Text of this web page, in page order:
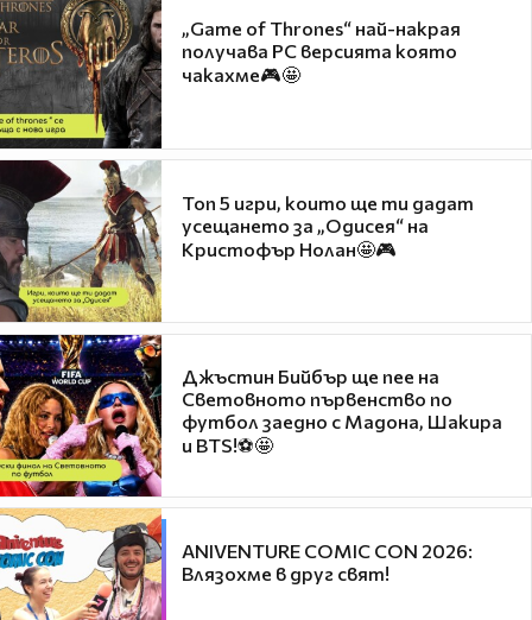
„Game of Thrones“ най-накрая
получава PC версията която
чакахме🎮🤩
Топ 5 игри, които ще ти дадат
усещането за „Одисея“ на
Кристофър Нолан🤩🎮
Джъстин Бийбър ще пее на
Световното първенство по
футбол заедно с Мадона, Шакира
и BTS!⚽🤩
ANIVENTURE COMIC CON 2026:
Влязохме в друг свят!